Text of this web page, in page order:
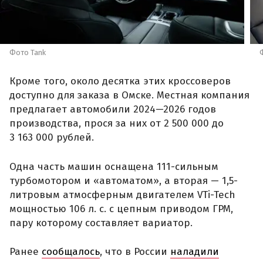
Фото Tank
Кроме того, около десятка этих кроссоверов
доступно для заказа в Омске. Местная компания
предлагает автомобили 2024—2026 годов
производства, прося за них от 2 500 000 до
3 163 000 рублей.
Одна часть машин оснащена 111-сильным
турбомотором и «автоматом», а вторая — 1,5-
литровым атмосферным двигателем VTi-Tech
мощностью 106 л. с. с цепным приводом ГРМ,
пару которому составляет вариатор.
Ранее сообщалось, что в России наладили